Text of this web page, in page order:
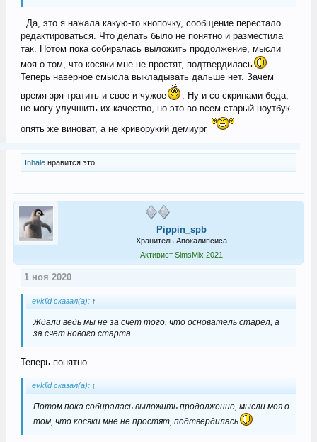
. Да, это я нажала какую-то кнопочку, сообщение перестало
редактироваться. Что делать было не понятно и разместила
так. Потом пока собиралась выложить продолжение, мысли
моя о том, что косяки мне не простят, подтвердилась
Теперь наверное смысла выкладывать дальше нет. Зачем
время зря тратить и свое и чужое
. Ну и со скринами беда,
не могу улучшить их качество, но это во всем старый ноутбук
опять же виноват, а не криворукий демиург
Inhaleнравится это.
Pippin_spb
Хранитель Апокалипсиса
Активист SimsMix 2021
1 ноя 2020
evklid сказал(а): ↑
Ждали ведь мы не за счет того, что основатель старел, а
за счет нового старта.
Теперь понятно
evklid сказал(а): ↑
Потом пока собиралась выложить продолжение, мысли моя о
том, что косяки мне не простят, подтвердилась